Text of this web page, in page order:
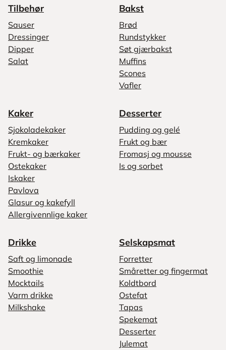
Tilbehør
Sauser
Dressinger
Dipper
Salat
Bakst
Brød
Rundstykker
Søt gjærbakst
Muffins
Scones
Vafler
Kaker
Sjokoladekaker
Kremkaker
Frukt- og bærkaker
Ostekaker
Iskaker
Pavlova
Glasur og kakefyll
Allergivennlige kaker
Desserter
Pudding og gelé
Frukt og bær
Fromasj og mousse
Is og sorbet
Drikke
Saft og limonade
Smoothie
Mocktails
Varm drikke
Milkshake
Selskapsmat
Forretter
Småretter og fingermat
Koldtbord
Ostefat
Tapas
Spekemat
Desserter
Julemat